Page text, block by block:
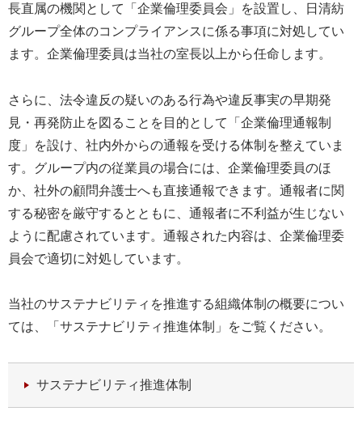
長直属の機関として「企業倫理委員会」を設置し、日清紡
グループ全体のコンプライアンスに係る事項に対処してい
ます。企業倫理委員は当社の室長以上から任命します。
さらに、法令違反の疑いのある行為や違反事実の早期発
見・再発防止を図ることを目的として「企業倫理通報制
度」を設け、社内外からの通報を受ける体制を整えていま
す。グループ内の従業員の場合には、企業倫理委員のほ
か、社外の顧問弁護士へも直接通報できます。通報者に関
する秘密を厳守するとともに、通報者に不利益が生じない
ように配慮されています。通報された内容は、企業倫理委
員会で適切に対処しています。
当社のサステナビリティを推進する組織体制の概要につい
ては、「サステナビリティ推進体制」をご覧ください。
サステナビリティ推進体制